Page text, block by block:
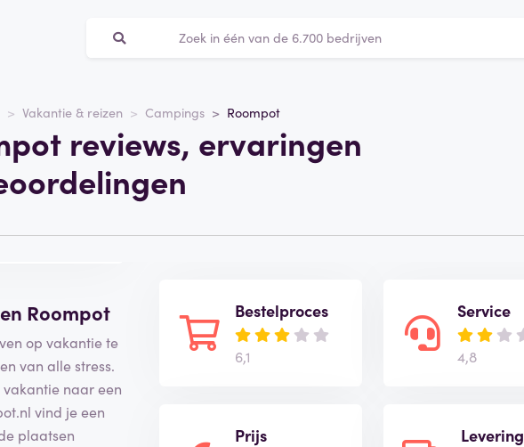
Vakantie & reizen Campings Roompot
reviews, ervaringen
reizen
Roompot
op vakantie te
van alle stress.
naar een
vind je een
plaatsen
Bestelproces
6,1
Prijs
Service
4,8
Levering